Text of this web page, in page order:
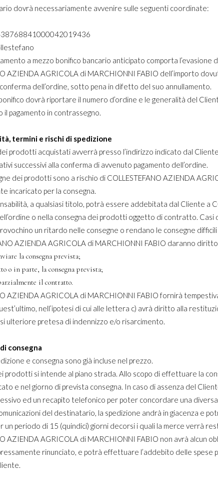
dovrà necessariamente avvenire sulle seguenti coordinate:
a mezzo bonifico bancario anticipato comporta
AZIENDA AGRICOLA di MARCHIONNI FABIO dell’importo
dell’ordine, sotto pena in difetto del suo annullamento.
dovrà riportare il numero d’ordine e le generalità del
il pagamento in contrassegno.
termini e rischi di spedizione
prodotti acquistati avverrà presso l’indirizzo indicato dal
successivi alla conferma di avvenuto pagamento dell’ordine.
dei prodotti sono a rischio di COLLESTEFANO AZIENDA
incaricato per la consegna.
a qualsiasi titolo, potrà essere addebitata dal Cliente a
o nella consegna dei prodotti oggetto di contratto.
un ritardo nelle consegne o rendano le consegne
AZIENDA AGRICOLA di MARCHIONNI FABIO daranno
la consegna prevista;
o in parte, la consegna prevista;
il contratto.
AZIENDA AGRICOLA di MARCHIONNI FABIO fornirà
nell’ipotesi di cui alle lettera c) avrà diritto alla
ulteriore pretesa di indennizzo e/o risarcimento.
consegna
e consegna sono già incluse nel prezzo.
prodotti si intende al piano strada. Allo scopo di effettuare la
e nel giorno di prevista consegna. In caso di assenza del
ed un recapito telefonico per poter concordare una
del destinatario, la spedizione andrà in giacenza e
un periodo di 15 (quindici) giorni decorsi i quali la merce verrà
AZIENDA AGRICOLA di MARCHIONNI FABIO non avrà
rinunciato, e potrà effettuare l’addebito delle